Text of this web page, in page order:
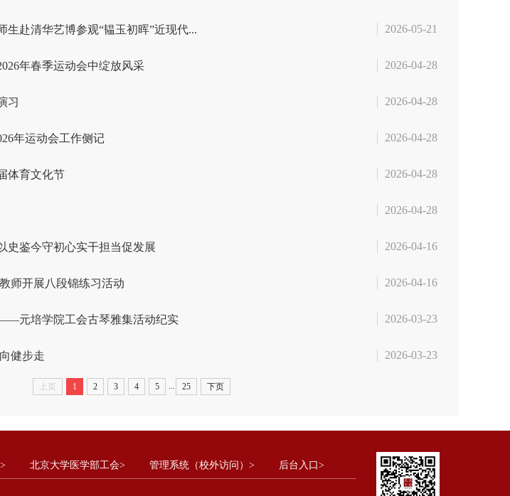
赴清华艺博参观“韫玉初晖”近现代... 2026-05-21
年春季运动会中绽放风采 2026-04-28
习 2026-04-28
年运动会工作侧记 2026-04-28
体育文化节 2026-04-28
2026-04-28
鉴今守初心实干担当促发展 2026-04-16
师开展八段锦练习活动 2026-04-16
元培学院工会古琴雅集活动纪实 2026-03-23
健步走 2026-03-23
上页 1 2 3 4 5 25 下页
北京大学医学部工会> 管理系统（校外访问）> 后台入口>